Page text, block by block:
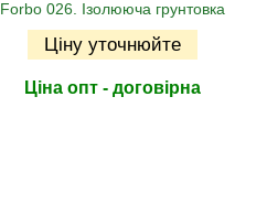
Forbo 026. Ізолююча грунтовка
Ціну уточнюйте
Ціна опт - договірна